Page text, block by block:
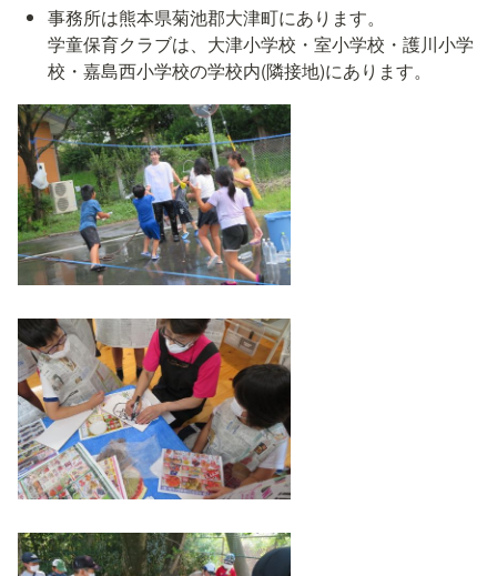
事務所は熊本県菊池郡大津町にあります。
学童保育クラブは、大津小学校・室小学校・護川小学
校・嘉島西小学校の学校内(隣接地)にあります。